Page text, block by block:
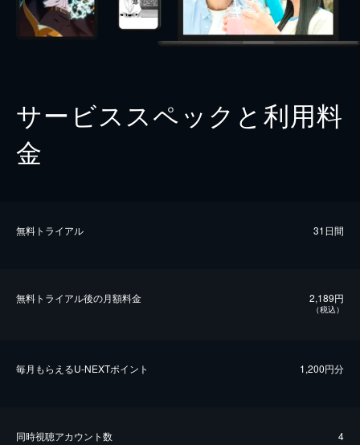
サービススペックと利用料
金
無料トライアル 31日間
無料トライアル後の⽉額料金 2,189円
（税込）
毎⽉もらえるU-NEXTポイント 1,200円分
同時視聴アカウント数 4